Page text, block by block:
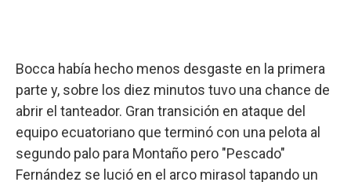
Bocca había hecho menos desgaste en la primera
parte y, sobre los diez minutos tuvo una chance de
abrir el tanteador. Gran transición en ataque del
equipo ecuatoriano que terminó con una pelota al
segundo palo para Montaño pero "Pescado"
Fernández se lució en el arco mirasol tapando un